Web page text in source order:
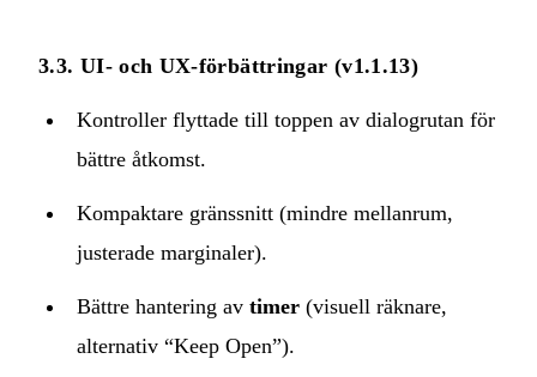
3.3. UI‑ och UX‑förbättringar (v1.1.13)
Kontroller flyttade till toppen av dialogrutan för
bättre åtkomst.
Kompaktare gränssnitt (mindre mellanrum,
justerade marginaler).
Bättre hantering av timer (visuell räknare,
alternativ “Keep Open”).